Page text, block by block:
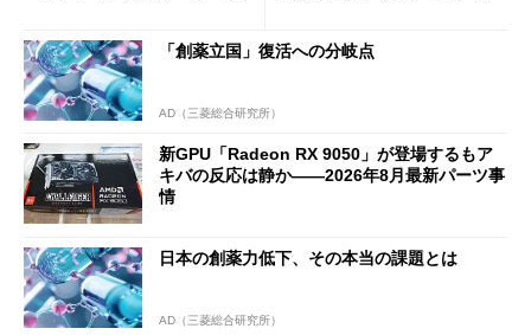
「創薬立国」復活への分岐点
AD（三菱総合研究所）
新GPU「Radeon RX 9050」が登場するもア
キバの反応は静か――2026年8月最新パーツ事
情
日本の創薬力低下、その本当の課題とは
AD（三菱総合研究所）